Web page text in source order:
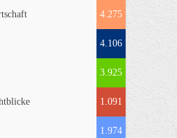
4.275
4.106
3.925
1.091
1.974